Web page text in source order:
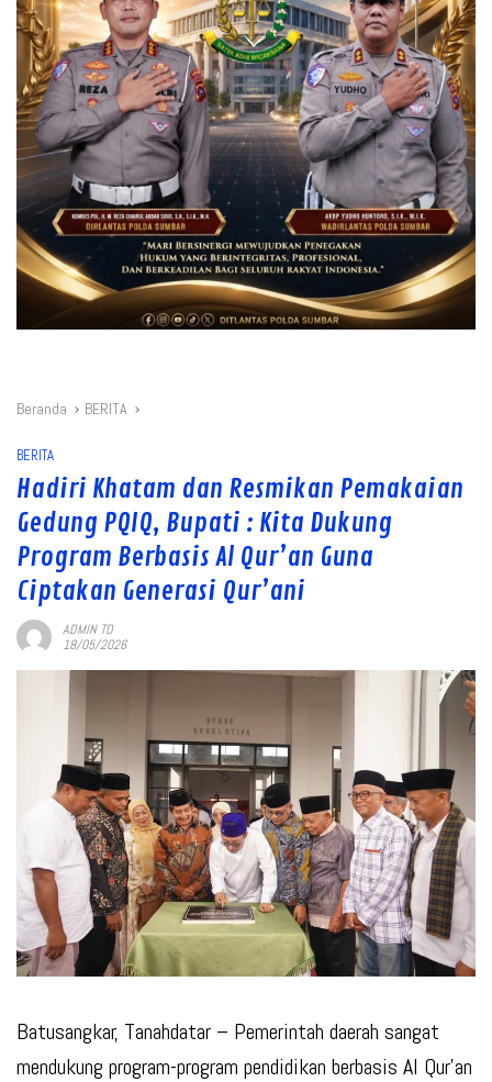
Beranda BERITA
BERITA
Hadiri Khatam dan Resmikan Pemakaian
Gedung PQIQ, Bupati : Kita Dukung
Program Berbasis Al Qur’an Guna
Ciptakan Generasi Qur’ani
ADMIN TD
18/05/2026
Batusangkar, Tanahdatar – Pemerintah daerah sangat
mendukung program-program pendidikan berbasis Al Qur’an